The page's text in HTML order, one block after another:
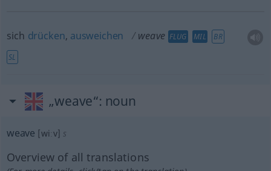
sich drücken, ausweichen weave FLUG MIL
BR
SL
„weave“: noun
weave [wiːv] s
Overview of all translations